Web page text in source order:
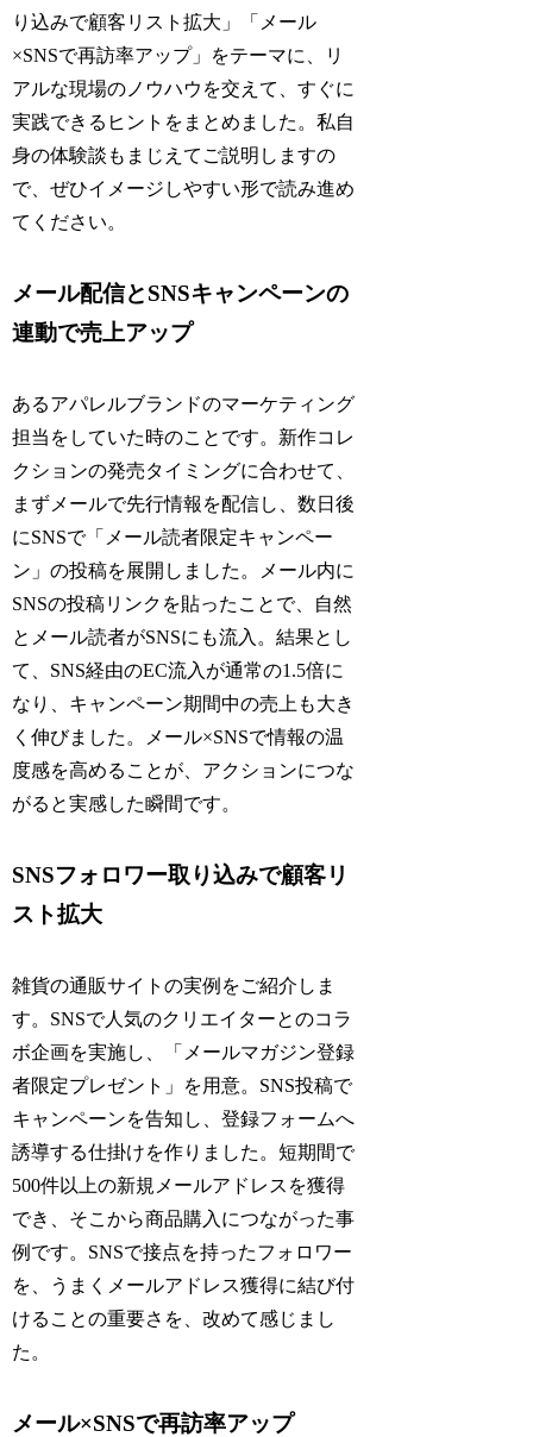
り込みで顧客リスト拡大」「メール
×SNSで再訪率アップ」をテーマに、リ
アルな現場のノウハウを交えて、すぐに
実践できるヒントをまとめました。私自
身の体験談もまじえてご説明しますの
で、ぜひイメージしやすい形で読み進め
てください。
メール配信とSNSキャンペーンの
連動で売上アップ
あるアパレルブランドのマーケティング
担当をしていた時のことです。新作コレ
クションの発売タイミングに合わせて、
まずメールで先行情報を配信し、数日後
にSNSで「メール読者限定キャンペー
ン」の投稿を展開しました。メール内に
SNSの投稿リンクを貼ったことで、自然
とメール読者がSNSにも流入。結果とし
て、SNS経由のEC流入が通常の1.5倍に
なり、キャンペーン期間中の売上も大き
く伸びました。メール×SNSで情報の温
度感を高めることが、アクションにつな
がると実感した瞬間です。
SNSフォロワー取り込みで顧客リ
スト拡大
雑貨の通販サイトの実例をご紹介しま
す。SNSで人気のクリエイターとのコラ
ボ企画を実施し、「メールマガジン登録
者限定プレゼント」を用意。SNS投稿で
キャンペーンを告知し、登録フォームへ
誘導する仕掛けを作りました。短期間で
500件以上の新規メールアドレスを獲得
でき、そこから商品購入につながった事
例です。SNSで接点を持ったフォロワー
を、うまくメールアドレス獲得に結び付
けることの重要さを、改めて感じまし
た。
メール×SNSで再訪率アップ